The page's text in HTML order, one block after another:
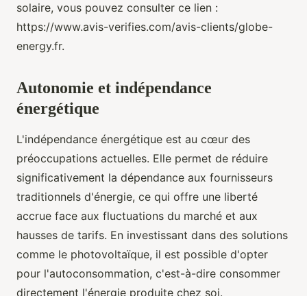
solaire, vous pouvez consulter ce lien :
https://www.avis-verifies.com/avis-clients/globe-
energy.fr.
Autonomie et indépendance
énergétique
L'indépendance énergétique est au cœur des
préoccupations actuelles. Elle permet de réduire
significativement la dépendance aux fournisseurs
traditionnels d'énergie, ce qui offre une liberté
accrue face aux fluctuations du marché et aux
hausses de tarifs. En investissant dans des solutions
comme le photovoltaïque, il est possible d'opter
pour l'autoconsommation, c'est-à-dire consommer
directement l'énergie produite chez soi.